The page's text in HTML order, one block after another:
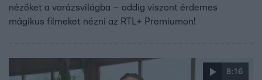
nézőket a varázsvilágba – addig viszont érdemes
mágikus filmeket nézni az RTL+ Premiumon!
8:16